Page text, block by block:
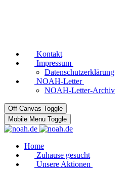
Kontakt
Impressum
Datenschutzerklärung
NOAH-Letter
NOAH-Letter-Archiv
Off-Canvas Toggle
Mobile Menu Toggle
Home
Zuhause gesucht
Unsere Aktionen